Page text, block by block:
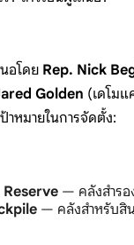
อโดย Rep. Nick
Golden (เดโมแ
าหมายในการจัดตั้ง:
— คลังสำรอ
— คลังสำหรับสิ